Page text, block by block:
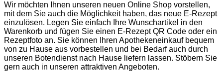
Wir möchten Ihnen unseren neuen Online Shop vorstellen,
mit dem Sie auch die Möglichkeit haben, das neue E-Rezept
einzulösen. Legen Sie einfach Ihre Wunschartikel in den
Warenkorb und fügen Sie einen E-Rezept QR Code oder ein
Rezeptfoto an. Sie können Ihren Apothekeneinkauf bequem
von zu Hause aus vorbestellen und bei Bedarf auch durch
unseren Botendienst nach Hause liefern lassen. Stöbern Sie
gern auch in unseren attraktiven Angeboten.